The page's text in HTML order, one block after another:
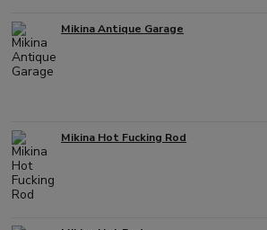
Mikina Antique Garage
Mikina Hot Fucking Rod